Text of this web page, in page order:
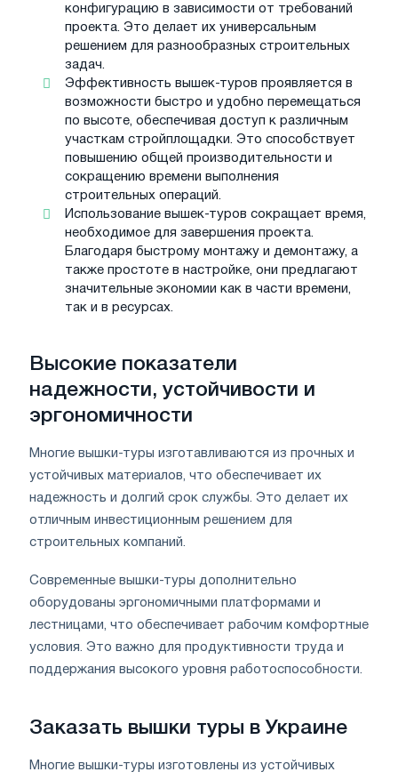
конфигурацию в зависимости от требований
проекта. Это делает их универсальным
решением для разнообразных строительных
задач.
Эффективность вышек-туров проявляется в
возможности быстро и удобно перемещаться
по высоте, обеспечивая доступ к различным
участкам стройплощадки. Это способствует
повышению общей производительности и
сокращению времени выполнения
строительных операций.
Использование вышек-туров сокращает время,
необходимое для завершения проекта.
Благодаря быстрому монтажу и демонтажу, а
также простоте в настройке, они предлагают
значительные экономии как в части времени,
так и в ресурсах.
Высокие показатели
надежности, устойчивости и
эргономичности
Многие вышки-туры изготавливаются из прочных и
устойчивых материалов, что обеспечивает их
надежность и долгий срок службы. Это делает их
отличным инвестиционным решением для
строительных компаний.
Современные вышки-туры дополнительно
оборудованы эргономичными платформами и
лестницами, что обеспечивает рабочим комфортные
условия. Это важно для продуктивности труда и
поддержания высокого уровня работоспособности.
Заказать вышки туры в Украине
Многие вышки-туры изготовлены из устойчивых